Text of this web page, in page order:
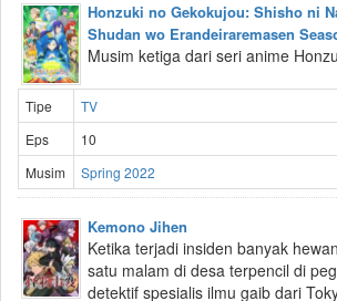
Honzuki no Gekokujou: Shisho ni
Shudan wo Erandeiraremasen
Musim ketiga dari seri anime
Tipe
TV
Eps
10
Musim
Spring 2022
Kemono Jihen
Ketika terjadi insiden banyak
satu malam di desa terpencil di
detektif spesialis ilmu gaib dari